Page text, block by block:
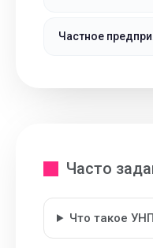
Частное
Часто
Что такое